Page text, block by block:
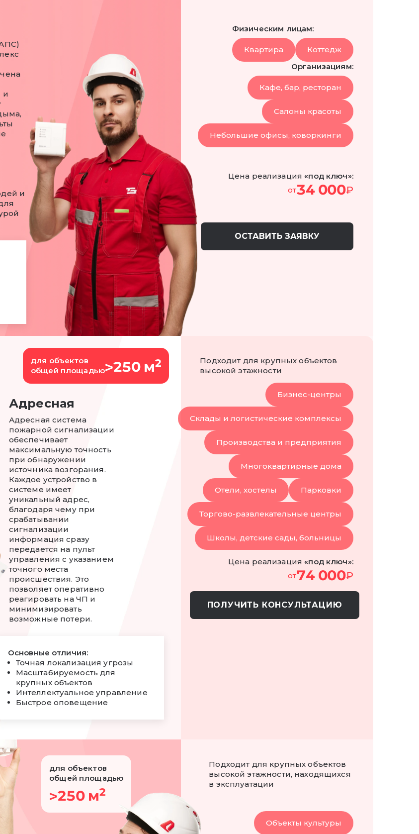
и
и
Физическим лицам:
Квартира
Коттедж
Организациям:
Кафе, бар, ресторан
Небольшие офисы, коворкинги
Cалоны красоты
Цена реализация «под ключ»:
от34 000₽
ОСТАВИТЬ ЗАЯВКУ
для объектов
общей площадью>250 м2
Адресная
Адресная система
пожарной сигнализации
обеспечивает
максимальную точность
при обнаружении
источника возгорания.
Каждое устройство в
системе имеет
уникальный адрес,
благодаря чему при
срабатывании
сигнализации
информация сразу
передается на пульт
управления с указанием
точного места
происшествия. Это
позволяет оперативно
реагировать на ЧП и
минимизировать
возможные потери.
Основные отличия:
Точная локализация угрозы
Масштабируемость для
крупных объектов
Интеллектуальное управление
Быстрое оповещение
Подходит для крупных объектов
высокой этажности
Бизнес-центры
Склады и логистические комплексы
Производства и предприятия
Многоквартирные дома
Отели, хостелы Парковки
Торгово-развлекательные центры
Школы, детские сады, больницы
Цена реализация «под ключ»:
от74 000₽
ПОЛУЧИТЬ КОНСУЛЬТАЦИЮ
для объектов
общей площадью
>250 м2
Подходит для крупных объектов
высокой этажности, находящихся
в эксплуатации
Объекты культуры